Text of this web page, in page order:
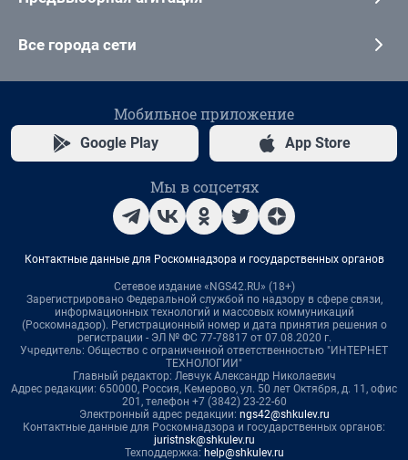
Все города сети
Мобильное приложение
Google Play App Store
Мы в соцсетях
Контактные данные для Роскомнадзора и государственных органов
Сетевое издание «NGS42.RU» (18+)
Зарегистрировано Федеральной службой по надзору в сфере связи,
информационных технологий и массовых коммуникаций
(Роскомнадзор). Регистрационный номер и дата принятия решения о
регистрации - ЭЛ № ФС 77-78817 от 07.08.2020 г.
Учредитель: Общество с ограниченной ответственностью "ИНТЕРНЕТ
ТЕХНОЛОГИИ"
Главный редактор: Левчук Александр Николаевич
Адрес редакции: 650000, Россия, Кемерово, ул. 50 лет Октября, д. 11, офис
201, телефон +7 (3842) 23-22-60
Электронный адрес редакции: ngs42@shkulev.ru
Контактные данные для Роскомнадзора и государственных органов:
juristnsk@shkulev.ru
Техподдержка: help@shkulev.ru